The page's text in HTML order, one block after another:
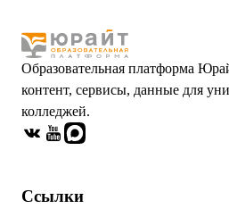
Образовательная платформа
контент, сервисы, данные для
колледжей.
Ссылки